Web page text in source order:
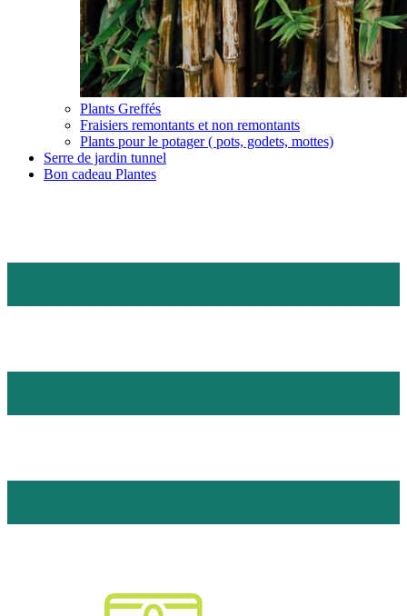
Plants Greffés
Fraisiers remontants et non remontants
Plants pour le potager ( pots, godets, mottes)
Serre de jardin tunnel
Bon cadeau Plantes